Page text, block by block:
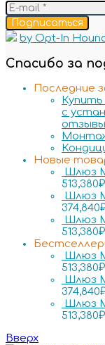
Подписаться
by Opt-In
Спасибо за
Последние
с
Новые
Шлюз
513,380₽
Шлюз
374,840
Шлюз
513,380₽
Шлюз
513,380₽
Шлюз
374,840
Шлюз
513,380₽
Вверх